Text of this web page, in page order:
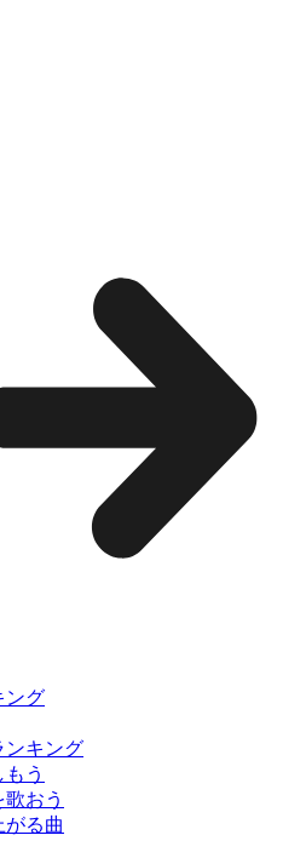
ング
ンキング
う
おう
がる曲